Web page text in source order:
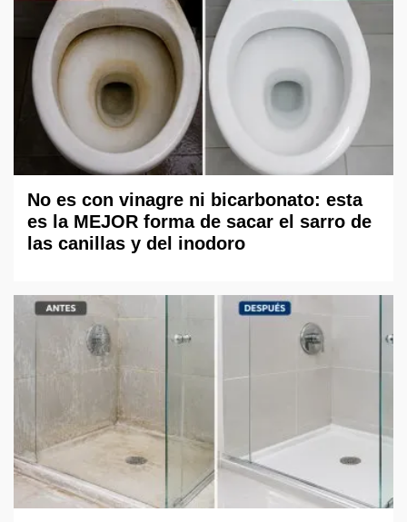
No es con vinagre ni bicarbonato: esta
es la MEJOR forma de sacar el sarro de
las canillas y del inodoro